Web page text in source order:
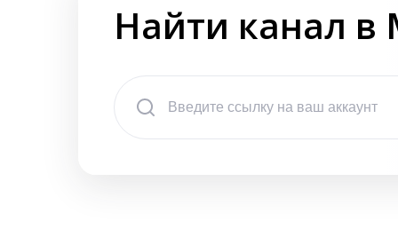
Найти канал в